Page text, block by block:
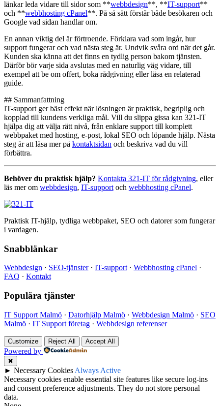
länkar leda vidare till sidor som **webbdesign**, **IT-support**
och **webbhosting cPanel**. På så sätt förstår både besökaren och
Google vad sidan handlar om.
En annan viktig del är förtroende. Förklara vad som ingår, hur
support fungerar och vad nästa steg är. Undvik svåra ord när det går.
Kunden ska känna att det finns en tydlig person bakom tjänsten.
Därför bör varje sida avslutas med en naturlig väg vidare, till
exempel att be om offert, boka rådgivning eller läsa en relaterad
guide.
## Sammanfattning
IT-support ger bäst effekt när lösningen är praktisk, begriplig och
kopplad till kundens verkliga mål. Vill du slippa gissa kan 321-IT
hjälpa dig att välja rätt nivå, från enklare support till komplett
webbpaket med hosting, e-post, lokal SEO och löpande hjälp. Nästa
steg är att läsa mer på kontaktsidan och beskriva vad du vill
förbättra.
Behöver du praktisk hjälp? Kontakta 321-IT för rådgivning, eller
läs mer om webbdesign, IT-support och webbhosting cPanel.
Praktisk IT-hjälp, tydliga webbpaket, SEO och datorer som fungerar
i vardagen.
Snabblänkar
Webbdesign · SEO-tjänster· IT-support · Webbhosting cPanel ·
FAQ · Kontakt
Populära tjänster
IT Support Malmö · Datorhjälp Malmö · Webbdesign Malmö · SEO
Malmö · IT Support företag · Webbdesign referenser
Customize Reject All Accept All
Powered by
✖
► Necessary Cookies Always Active
Necessary cookies enable essential site features like secure log-ins
and consent preference adjustments. They do not store personal
data.